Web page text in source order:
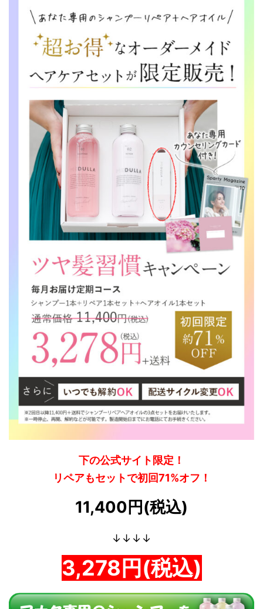
下の公式サイト限定！
リペアもセットで初回71%オフ！
11,400円(税込)
↓↓↓↓
3,278円(税込)